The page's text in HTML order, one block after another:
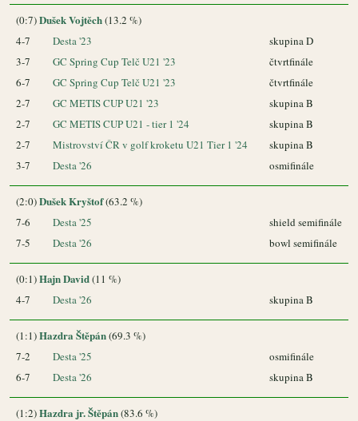
(0:7)Dušek Vojtěch(13.2 %)
4-7
Desta '23
skupina D
3-7
GC Spring Cup Telč U21 '23
čtvrtfinále
6-7
GC Spring Cup Telč U21 '23
čtvrtfinále
2-7
GC METIS CUP U21 '23
skupina B
2-7
GC METIS CUP U21 - tier 1 '24
skupina B
2-7
Mistrovství ČR v golf kroketu U21 Tier 1 '24
skupina B
3-7
Desta '26 osmifinále
(2:0)Dušek Kryštof(63.2 %)
7-6
Desta '25
shield semifinále
7-5
Desta '26 bowl semifinále
(0:1)Hajn David(11 %)
4-7
Desta '26 skupina B
(1:1)Hazdra Štěpán(69.3 %)
7-2
Desta '25
osmifinále
6-7
Desta '26 skupina B
(1:2)Hazdra jr. Štěpán(83.6 %)